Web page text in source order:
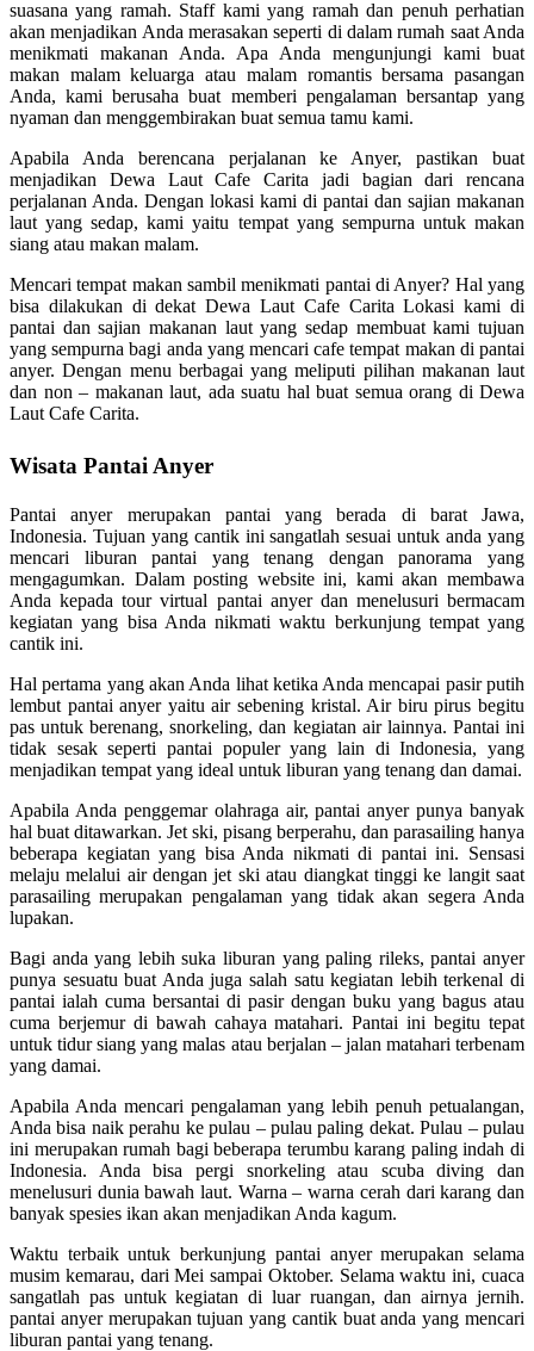
suasana yang ramah. Staff kami yang ramah dan penuh perhatian
akan menjadikan Anda merasakan seperti di dalam rumah saat Anda
menikmati makanan Anda. Apa Anda mengunjungi kami buat
makan malam keluarga atau malam romantis bersama pasangan
Anda, kami berusaha buat memberi pengalaman bersantap yang
nyaman dan menggembirakan buat semua tamu kami.
Apabila Anda berencana perjalanan ke Anyer, pastikan buat
menjadikan Dewa Laut Cafe Carita jadi bagian dari rencana
perjalanan Anda. Dengan lokasi kami di pantai dan sajian makanan
laut yang sedap, kami yaitu tempat yang sempurna untuk makan
siang atau makan malam.
Mencari tempat makan sambil menikmati pantai di Anyer? Hal yang
bisa dilakukan di dekat Dewa Laut Cafe Carita Lokasi kami di
pantai dan sajian makanan laut yang sedap membuat kami tujuan
yang sempurna bagi anda yang mencari cafe tempat makan di pantai
anyer. Dengan menu berbagai yang meliputi pilihan makanan laut
dan non – makanan laut, ada suatu hal buat semua orang di Dewa
Laut Cafe Carita.
Wisata Pantai Anyer
Pantai anyer merupakan pantai yang berada di barat Jawa,
Indonesia. Tujuan yang cantik ini sangatlah sesuai untuk anda yang
mencari liburan pantai yang tenang dengan panorama yang
mengagumkan. Dalam posting website ini, kami akan membawa
Anda kepada tour virtual pantai anyer dan menelusuri bermacam
kegiatan yang bisa Anda nikmati waktu berkunjung tempat yang
cantik ini.
Hal pertama yang akan Anda lihat ketika Anda mencapai pasir putih
lembut pantai anyer yaitu air sebening kristal. Air biru pirus begitu
pas untuk berenang, snorkeling, dan kegiatan air lainnya. Pantai ini
tidak sesak seperti pantai populer yang lain di Indonesia, yang
menjadikan tempat yang ideal untuk liburan yang tenang dan damai.
Apabila Anda penggemar olahraga air, pantai anyer punya banyak
hal buat ditawarkan. Jet ski, pisang berperahu, dan parasailing hanya
beberapa kegiatan yang bisa Anda nikmati di pantai ini. Sensasi
melaju melalui air dengan jet ski atau diangkat tinggi ke langit saat
parasailing merupakan pengalaman yang tidak akan segera Anda
lupakan.
Bagi anda yang lebih suka liburan yang paling rileks, pantai anyer
punya sesuatu buat Anda juga salah satu kegiatan lebih terkenal di
pantai ialah cuma bersantai di pasir dengan buku yang bagus atau
cuma berjemur di bawah cahaya matahari. Pantai ini begitu tepat
untuk tidur siang yang malas atau berjalan – jalan matahari terbenam
yang damai.
Apabila Anda mencari pengalaman yang lebih penuh petualangan,
Anda bisa naik perahu ke pulau – pulau paling dekat. Pulau – pulau
ini merupakan rumah bagi beberapa terumbu karang paling indah di
Indonesia. Anda bisa pergi snorkeling atau scuba diving dan
menelusuri dunia bawah laut. Warna – warna cerah dari karang dan
banyak spesies ikan akan menjadikan Anda kagum.
Waktu terbaik untuk berkunjung pantai anyer merupakan selama
musim kemarau, dari Mei sampai Oktober. Selama waktu ini, cuaca
sangatlah pas untuk kegiatan di luar ruangan, dan airnya jernih.
pantai anyer merupakan tujuan yang cantik buat anda yang mencari
liburan pantai yang tenang.